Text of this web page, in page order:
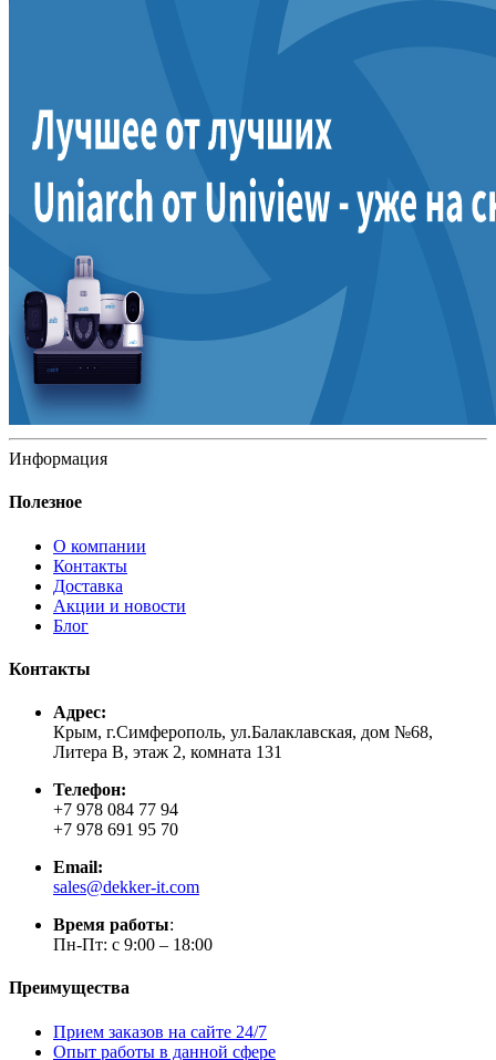
Информация
Полезное
О компании
Контакты
Доставка
Акции и новости
Блог
Контакты
Адрес:
Крым, г.Симферополь, ул.Балаклавская, дом №68,
Литера В, этаж 2, комната 131
Телефон:
+7 978 084 77 94
+7 978 691 95 70
Email:
sales@dekker-it.com
Время работы:
Пн-Пт: с 9:00 – 18:00
Преимущества
Прием заказов на сайте 24/7
Опыт работы в данной сфере